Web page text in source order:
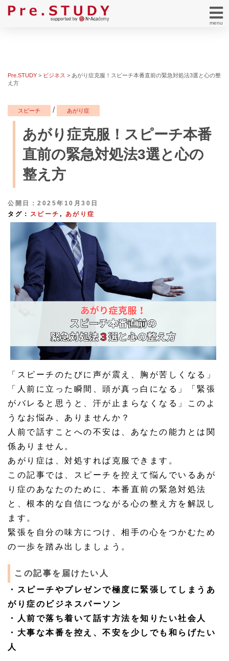
menu
Pre.STUDY > ビジネス > あがり症克服！スピーチ本番直前の緊急対処法3選と心の整
え方
スピーチ / あがり症
あがり症克服！スピーチ本番
直前の緊急対処法3選と心の
整え方
公開日：2025年10月30日
タグ： スピーチ , あがり症
「スピーチのたびに声が震え、胸が苦しくなる」
「人前に立った瞬間、頭が真っ白になる」「緊張
がバレると思うと、汗が止まらなくなる」このよ
うなお悩み、ありませんか？
人前で話すことへの不安は、あなたの能力とは関
係ありません。
あがり症は、対処すれば克服できます。
この記事では、スピーチを控えて悩んでいるあが
り症のあなたのために、本番直前の緊急対処法
と、根本的な自信につながる心の整え方を解説し
ます。
緊張を自分の味方につけ、相手の心をつかむため
の一歩を踏み出しましょう。
この記事を届けたい人
・スピーチやプレゼンで極度に緊張してしまうあ
がり症のビジネスパーソン
・人前で落ち着いて話す方法を知りたい社会人
・大事な本番を控え、不安を少しでも和らげたい
人